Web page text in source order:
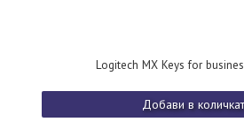
Logitech MX Keys for
Добави в